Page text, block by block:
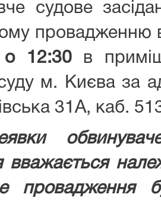
судове
провадженню
12:30в
м. Києва за
31А, каб.
вважається
провадження